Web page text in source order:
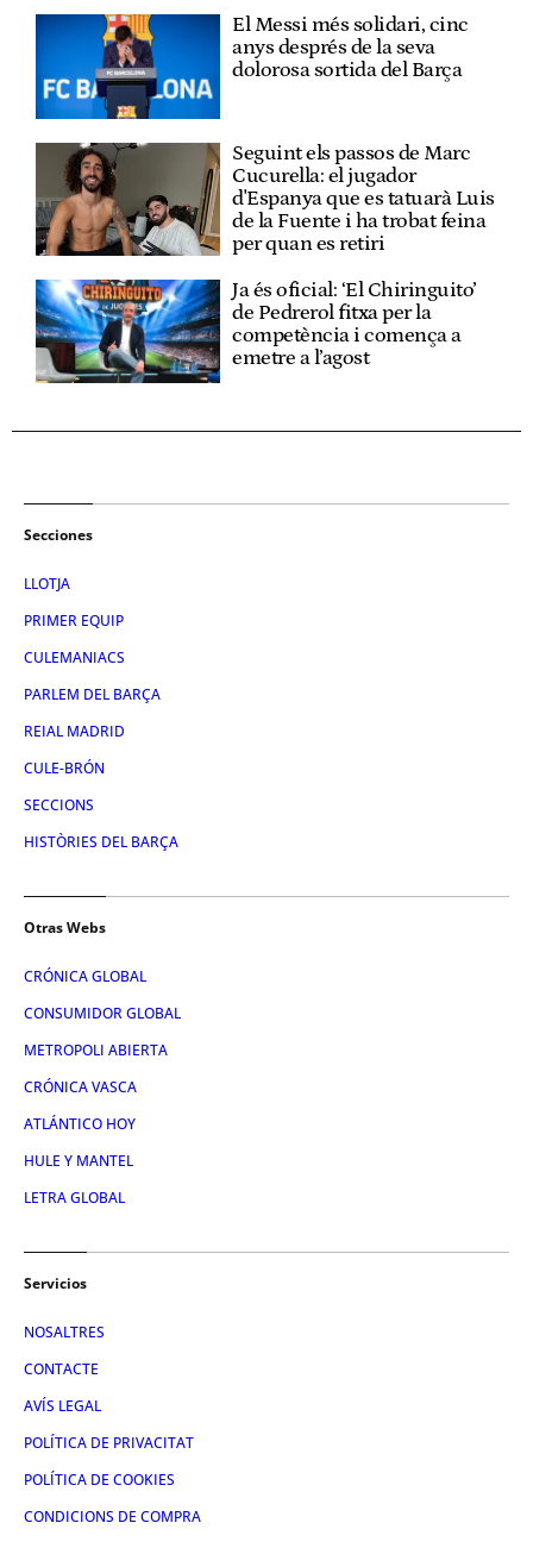
El Messi més solidari, cinc
anys després de la seva
dolorosa sortida del Barça
Seguint els passos de Marc
Cucurella: el jugador
d'Espanya que es tatuarà Luis
de la Fuente i ha trobat feina
per quan es retiri
Ja és oficial: ‘El Chiringuito’
de Pedrerol fitxa per la
competència i comença a
emetre a l’agost
Secciones
LLOTJA
PRIMER EQUIP
CULEMANIACS
PARLEM DEL BARÇA
REIAL MADRID
CULE-BRÓN
SECCIONS
HISTÒRIES DEL BARÇA
Otras Webs
CRÓNICA GLOBAL
CONSUMIDOR GLOBAL
METROPOLI ABIERTA
CRÓNICA VASCA
ATLÁNTICO HOY
HULE Y MANTEL
LETRA GLOBAL
Servicios
NOSALTRES
CONTACTE
AVÍS LEGAL
POLÍTICA DE PRIVACITAT
POLÍTICA DE COOKIES
CONDICIONS DE COMPRA